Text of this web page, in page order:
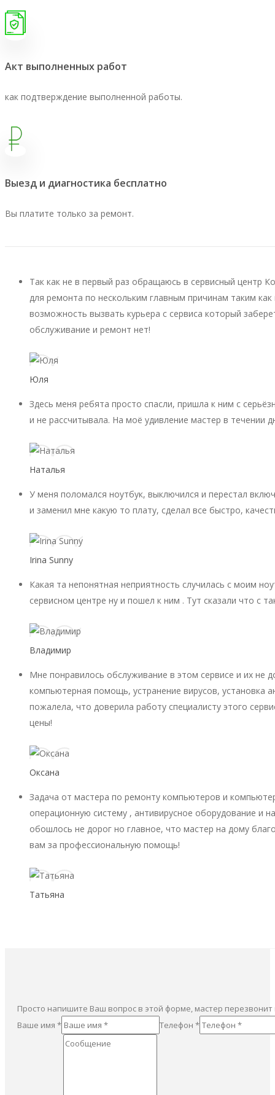
Акт выполненных работ
как подтверждение выполненной работы.
Выезд и диагностика бесплатно
Вы платите только за ремонт.
Так как не в первый раз обращаюсь в сервисный центр
для ремонта по нескольким главным причинам таким
возможность вызвать курьера с сервиса который
обслуживание и ремонт нет!
Юля
Здесь меня ребята просто спасли, пришла к ним с
и не рассчитывала. На моё удивление мастер в течении
Наталья
У меня поломался ноутбук, выключился и перестал
и заменил мне какую то плату, сделал все быстро,
Irina Sunny
Какая та непонятная неприятность случилась с моим
сервисном центре ну и пошел к ним . Тут сказали что с
Владимир
Мне понравилось обслуживание в этом сервисе и их не
компьютерная помощь, устранение вирусов, установка
пожалела, что доверила работу специалисту этого
цены!
Оксана
Задача от мастера по ремонту компьютеров и
операционную систему , антивирусное оборудование и
обошлось не дорог но главное, что мастер на дому
вам за профессиональную помощь!
Татьяна
Просто напишите Ваш вопрос в этой форме, мастер
Ваше имя *
Телефон *